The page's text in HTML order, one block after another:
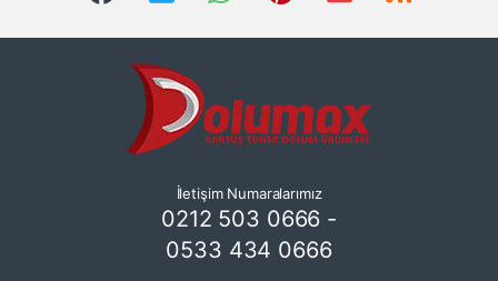
İletişim Numaralarımız
0212 503 0666 -
0533 434 0666